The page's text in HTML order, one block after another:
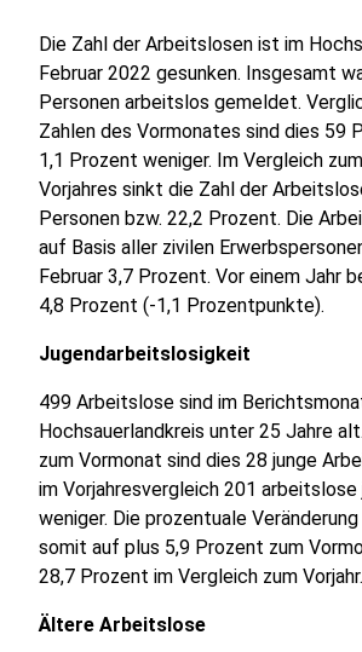
Die Zahl der Arbeitslosen ist im
Februar 2022 gesunken. Insgesamt
Personen arbeitslos gemeldet.
Zahlen des Vormonates sind dies 59
1,1 Prozent weniger. Im Vergleich
Vorjahres sinkt die Zahl der
Personen bzw. 22,2 Prozent. Die
auf Basis aller zivilen
Februar 3,7 Prozent. Vor einem Jahr
4,8 Prozent (-1,1 Prozentpunkte).
Jugendarbeitslosigkeit
499 Arbeitslose sind im
Hochsauerlandkreis unter 25 Jahre
zum Vormonat sind dies 28 junge
im Vorjahresvergleich 201
weniger. Die prozentuale
somit auf plus 5,9 Prozent zum
28,7 Prozent im Vergleich zum Vorjahr.
Ältere Arbeitslose